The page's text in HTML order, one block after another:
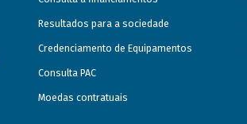
Resultados para a sociedade
Credenciamento de Equipamentos
Consulta PAC
Moedas contratuais